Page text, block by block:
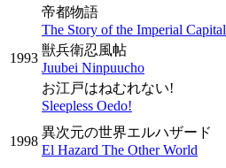
帝都物語
The Story of the Imperial Capital
1993
獣兵衛忍風帖
Juubei Ninpuucho
お江戸はねむれない!
Sleepless Oedo!
1998
異次元の世界エルハザード
El Hazard The Other World